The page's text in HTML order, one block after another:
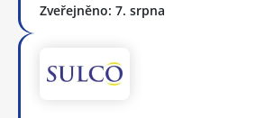
Zveřejněno: 7. srpna